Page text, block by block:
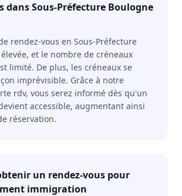
dans Sous-Préfecture Boulogne
rendez-vous en Sous-Préfecture
et le nombre de créneaux
limité. De plus, les créneaux se
imprévisible. Grâce à notre
rdv, vous serez informé dès qu'un
accessible, augmentant ainsi
réservation.
un rendez-vous pour
immigration